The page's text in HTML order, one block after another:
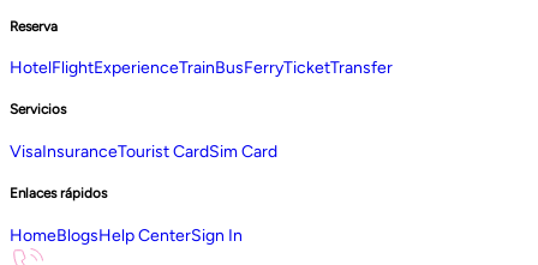
Reserva
HotelFlightExperienceTrainBusFerryTicketTransfer
Servicios
VisaInsuranceTourist CardSim Card
Enlaces rápidos
HomeBlogsHelp CenterSign In